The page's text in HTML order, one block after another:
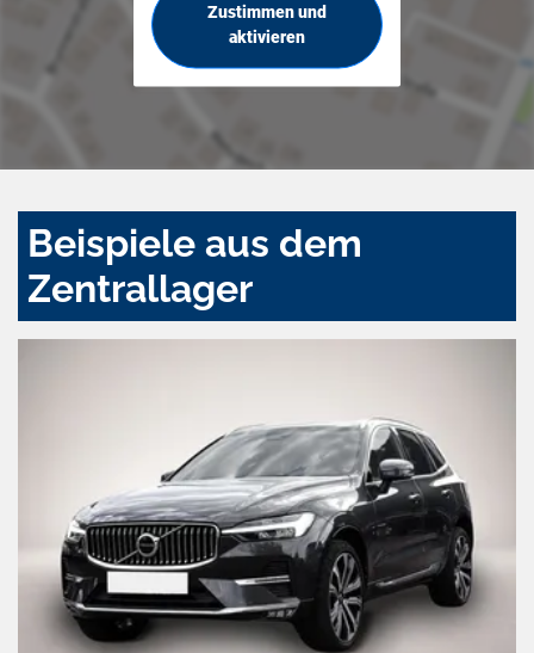
Zustimmen und
aktivieren
Beispiele aus dem
Zentrallager